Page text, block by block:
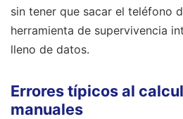
sin tener que sacar el teléfono
herramienta de supervivencia
lleno de datos.
Errores típicos al
manuales